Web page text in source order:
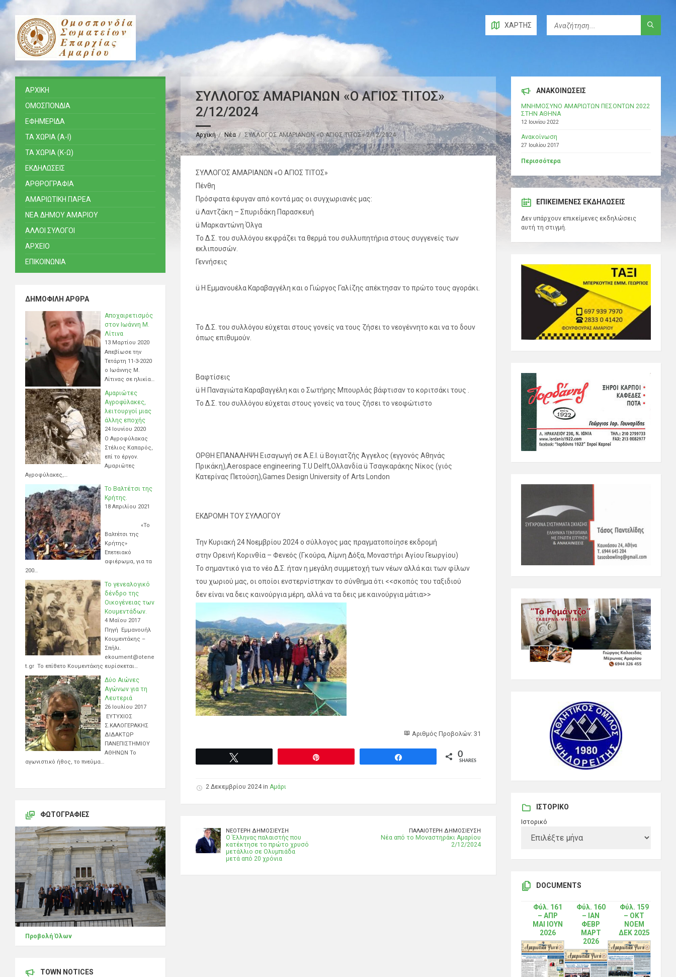
ΧΆΡΤΗΣ
ΣΥΛΛΟΓΟΣ ΑΜΑΡΙΑΝΩΝ «Ο ΑΓΙΟΣ ΤΙΤΟΣ»
2/12/2024
Αρχική Νέα ΣΥΛΛΟΓΟΣ ΑΜΑΡΙΑΝΩΝ «Ο ΑΓΙΟΣ ΤΙΤΟΣ» 2/12/2024
ΣΥΛΛΟΓΟΣ ΑΜΑΡΙΑΝΩΝ «Ο ΑΓΙΟΣ ΤΙΤΟΣ»
Πένθη
Πρόσφατα έφυγαν από κοντά μας οι συγχωριανές μας:
ü Λαντζάκη – Σπυριδάκη Παρασκευή
ü Μαρκαντώνη Όλγα
Το Δ.Σ. του συλλόγου εκφράζει τα θερμά του συλλυπητήρια στους συγγενείς των
εκλιπουσών.
Γεννήσεις
ü Η Εμμανουέλα Καραβαγγέλη και ο Γιώργος Γαλίζης απέκτησαν το πρώτο τους αγοράκι.
Το Δ.Σ. του συλλόγου εύχεται στους γονείς να τους ζήσει το νεογέννητο και να το δουν
όπως επιθυμούν.
Βαφτίσεις
ü Η Παναγιώτα Καραβαγγέλη και ο Σωτήρης Μπουρλάς βάφτισαν το κοριτσάκι τους .
Το Δ.Σ. του συλλόγου εύχεται στους γονείς να τους ζήσει το νεοφώτιστο
ΟΡΘΗ ΕΠΑΝΑΛΗΨΗ Εισαγωγή σε Α.Ε.Ι. ü Βογιατζής Άγγελος (εγγονός Αθηνάς
Πρικάκη),Aerospace engineering T.U Delft,Ολλανδία ü Τσαγκαράκης Νίκος (γιός
Κατερίνας Πετούση),Games Design University of Arts London
ΕΚΔΡΟΜΗ ΤΟΥ ΣΥΛΛΟΓΟΥ
Την Κυριακή 24 Νοεμβρίου 2024 ο σύλλογος μας πραγματοποίησε εκδρομή
στην Ορεινή Κορινθία – Φενεός (Γκούρα, Λίμνη Δόξα, Μοναστήρι Αγίου Γεωργίου)
Το σημαντικό για το νέο Δ.Σ. ήταν η μεγάλη συμμετοχή των νέων αλλά και των φίλων
του χωριού μας, οι οποίοι ενστερνίστηκαν το σύνθημα ότι <<σκοπός του ταξιδιού
δεν είναι να δεις καινούργια μέρη, αλλά να τα δεις με καινούργια μάτια>>
Αριθμός Προβολών: 31
0
SHARES
2 Δεκεμβρίου 2024 in Αμάρι
ΝΕΌΤΕΡΗ ΔΗΜΟΣΊΕΥΣΗ
Ο Έλληνας παλαιστής που
κατέκτησε το πρώτο χρυσό
μετάλλιο σε Ολυμπιάδα
μετά από 20 χρόνια
ΠΑΛΑΙΌΤΕΡΗ ΔΗΜΟΣΊΕΥΣΗ
Νέα από το Μοναστηράκι Αμαρίου
2/12/2024
ΑΡΧΙΚΗ
ΟΜΟΣΠΟΝΔΙΑ
ΕΦΗΜΕΡΙΔΑ
ΤΑ ΧΩΡΙΑ (Α-Ι)
ΤΑ ΧΩΡΙΑ (Κ-Ω)
ΕΚΔΗΛΩΣΕΙΣ
ΑΡΘΡΟΓΡΑΦΙΑ
ΑΜΑΡΙΩΤΙΚΗ ΠΑΡΕΑ
ΝΕΑ ΔΗΜΟΥ ΑΜΑΡΙΟΥ
ΑΛΛΟΙ ΣΥΛΟΓΟΙ
ΑΡΧΕΙΟ
ΕΠΙΚΟΙΝΩΝΙΑ
ΔΗΜΟΦΙΛΉ ΆΡΘΡΑ
Αποχαιρετισμός
στον Ιωάννη Μ.
Λίτινα
13 Μαρτίου 2020
Απεβίωσε την
Τετάρτη 11-3-2020
ο Ιωάννης Μ.
Λίτινας σε ηλικία…
Αμαριώτες
Αγροφύλακες,
λειτουργοί μιας
άλλης εποχής
24 Ιουνίου 2020
Ο Αγροφύλακας
Στέλιος Καπαρός,
επί το έργον.
Αμαριώτες
Αγροφύλακες,…
Το Βαλτέτσι της
Κρήτης.
18 Απριλίου 2021
«Το
Βαλτέτσι της
Κρήτης»
Επετειακό
αφιέρωμα, για τα
200…
Το γενεαλογικό
δένδρο της
Οικογένειας των
Κουμεντάδων.
4 Μαΐου 2017
Πηγή Εμμανουήλ
Κουμεντάκης –
Σπήλι.
ekoument@otene
t.gr Το επίθετο Κουμεντάκης ευρίσκεται…
Δύο Αιώνες
Αγώνων για τη
Λευτεριά
26 Ιουλίου 2017
ΕΥΤΥΧΙΟΣ
Σ.ΚΑΛΟΓΕΡΑΚΗΣ
ΔΙΔΑΚΤΩΡ
ΠΑΝΕΠΙΣΤΗΜΙΟΥ
ΑΘΗΝΩΝ Το
αγωνιστικό ήθος, το πνεύμα…
ΦΩΤΟΓΡΑΦΊΕΣ
Προβολή Όλων
TOWN NOTICES
ΑΝΑΚΟΙΝΩΣΕΙΣ
ΜΝΗΜΟΣΥΝΟ ΑΜΑΡΙΩΤΩΝ ΠΕΣΟΝΤΩΝ 2022
ΣΤΗΝ ΑΘΗΝΑ
12 Ιουνίου 2022
Ανακοίνωση
27 Ιουλίου 2017
Περισσότερα
ΕΠΙΚΕΊΜΕΝΕΣ ΕΚΔΗΛΏΣΕΙΣ
Δεν υπάρχουν επικείμενες εκδηλώσεις
αυτή τη στιγμή.
ΙΣΤΟΡΙΚΌ
Ιστορικό
DOCUMENTS
Φύλ. 161
– ΑΠΡ
ΜΑΙ ΙΟΥΝ
2026
Φύλ. 160
– ΙΑΝ
ΦΕΒΡ
ΜΑΡΤ
2026
Φύλ. 159
– ΟΚΤ
ΝΟΕΜ
ΔΕΚ 2025